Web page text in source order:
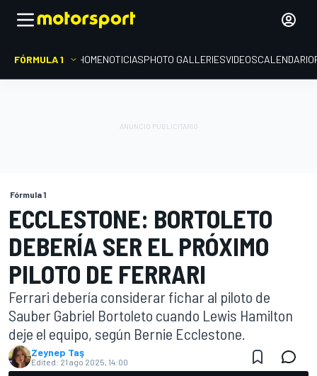
FÓRMULA 1 HOMENOTICIASPHOTO GALLERIESVIDEOSCALENDARIO
Fórmula 1
ECCLESTONE: BORTOLETO
DEBERÍA SER EL PRÓXIMO
PILOTO DE FERRARI
Ferrari debería considerar fichar al piloto de
Sauber Gabriel Bortoleto cuando Lewis Hamilton
deje el equipo, según Bernie Ecclestone.
Zeynep Taş
Edited: 21 ago 2025, 14:00